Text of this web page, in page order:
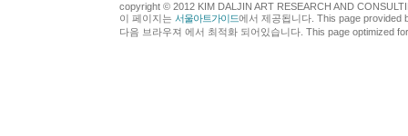
copyright © 2012 KIM DALJIN ART RESEARCH AND
이 페이지는 서울아트가이드에서 제공됩니다. This page provided
다음 브라우져 에서 최적화 되어있습니다. This page optimized